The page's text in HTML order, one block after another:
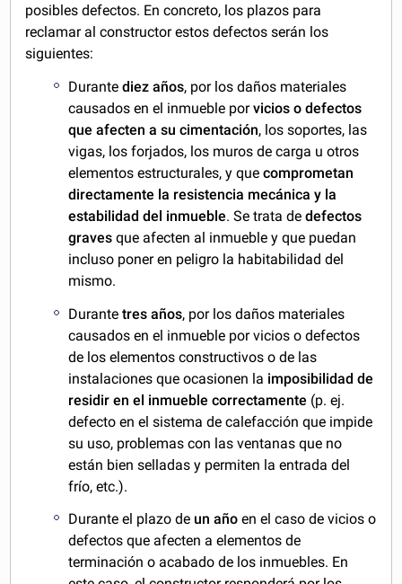
posibles defectos. En concreto, los plazos para
reclamar al constructor estos defectos serán los
siguientes:
Durantediez años, por los daños materiales
causados en el inmueble porvicios o defectos
que afecten a su cimentación, los soportes, las
vigas, los forjados, los muros de carga u otros
elementos estructurales, y quecomprometan
directamente la resistencia mecánica y la
estabilidad del inmueble. Se trata de defectos
graves que afecten al inmueble y que puedan
incluso poner en peligro la habitabilidad del
mismo.
Durantetres años, por los daños materiales
causados en el inmueble por vicios o defectos
de los elementos constructivos o de las
instalaciones que ocasionen la imposibilidad de
residir en el inmueble correctamente (p. ej.
defecto en el sistema de calefacción que impide
su uso, problemas con las ventanas que no
están bien selladas y permiten la entrada del
frío, etc.).
Durante el plazo de un año en el caso de vicios o
defectos que afecten a elementos de
terminación o acabado de los inmuebles. En